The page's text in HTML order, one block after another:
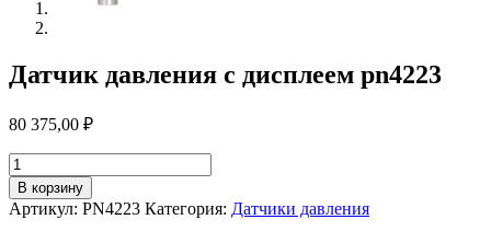
Датчик давления с дисплеем pn4223
80 375,00 ₽
Количество
товара
Датчик
давления
В корзину
Артикул: PN4223 Категория: Датчики давления